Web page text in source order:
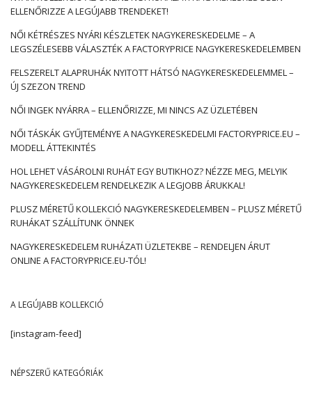
ELLENŐRIZZE A LEGÚJABB TRENDEKET!
NŐI KÉTRÉSZES NYÁRI KÉSZLETEK NAGYKERESKEDELME – A
LEGSZÉLESEBB VÁLASZTÉK A FACTORYPRICE NAGYKERESKEDELEMBEN
FELSZERELT ALAPRUHÁK NYITOTT HÁTSÓ NAGYKERESKEDELEMMEL –
ÚJ SZEZON TREND
NŐI INGEK NYÁRRA – ELLENŐRIZZE, MI NINCS AZ ÜZLETÉBEN
NŐI TÁSKÁK GYŰJTEMÉNYE A NAGYKERESKEDELMI FACTORYPRICE.EU –
MODELL ÁTTEKINTÉS
HOL LEHET VÁSÁROLNI RUHÁT EGY BUTIKHOZ? NÉZZE MEG, MELYIK
NAGYKERESKEDELEM RENDELKEZIK A LEGJOBB ÁRUKKAL!
PLUSZ MÉRETŰ KOLLEKCIÓ NAGYKERESKEDELEMBEN – PLUSZ MÉRETŰ
RUHÁKAT SZÁLLÍTUNK ÖNNEK
NAGYKERESKEDELEM RUHÁZATI ÜZLETEKBE – RENDELJEN ÁRUT
ONLINE A FACTORYPRICE.EU-TÓL!
A LEGÚJABB KOLLEKCIÓ
[instagram-feed]
NÉPSZERŰ KATEGÓRIÁK